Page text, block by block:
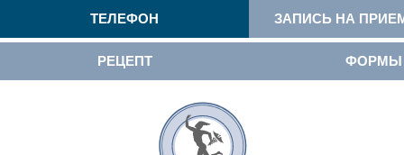
ТЕЛЕФОН ЗАПИСЬ НА
РЕЦЕПТ ФОРМЫ